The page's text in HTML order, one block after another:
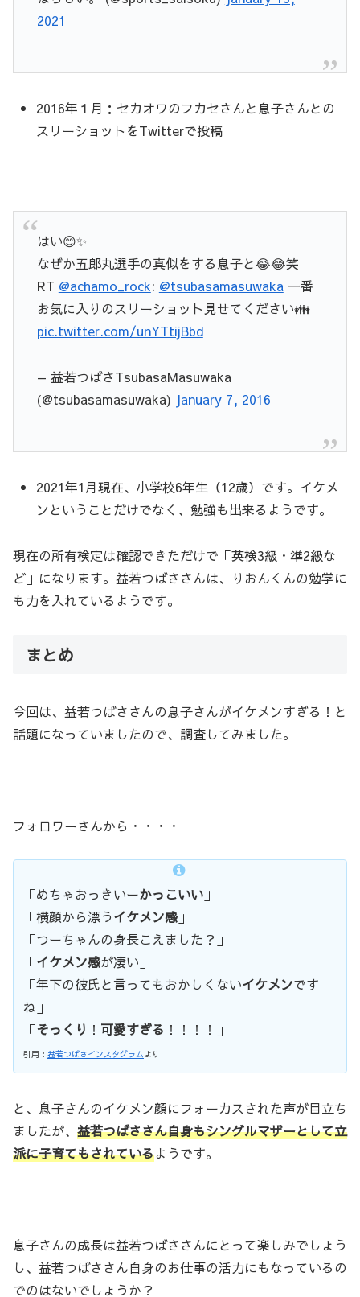
2021
2016年１月：セカオワのフカセさんと息子さんとの
スリーショットをTwitterで投稿
はい😊✨
なぜか五郎丸選手の真似をする息子と😂😂笑
RT @achamo_rock: @tsubasamasuwaka 一番
お気に入りのスリーショット見せてください👪
pic.twitter.com/unYTtijBbd
— 益若つばさTsubasaMasuwaka
(@tsubasamasuwaka) January 7, 2016
2021年1月現在、小学校6年生（12歳）です。イケメ
ンということだけでなく、勉強も出来るようです。
現在の所有検定は確認できただけで「英検3級・準2級な
ど」になります。益若つばささんは、りおんくんの勉学に
も力を入れているようです。
まとめ
今回は、益若つばささんの息子さんがイケメンすぎる！と
話題になっていましたので、調査してみました。
フォロワーさんから・・・・
「めちゃおっきいーかっこいい 」
「横顔から漂うイケメン感 」
「つーちゃんの身長こえました？」
「イケメン感が凄い」
「年下の彼氏と言ってもおかしくないイケメンです
ね」
「そっくり ！ 可愛すぎる ！！！！」
引用： 益若つばさインスタグラム より
と、息子さんのイケメン顔にフォーカスされた声が目立ち
ましたが、 益若つばささん自身もシングルマザーとして立
派に子育てもされているようです。
息子さんの成長は益若つばささんにとって楽しみでしょう
し、益若つばささん自身のお仕事の活力にもなっているの
でのはないでしょうか？